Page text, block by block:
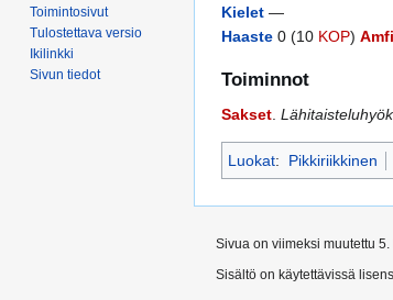
Kielet —
Haaste 0 (10 KOP)
Toiminnot
Sakset
Luokat: Pikkiriikkinen
Toimintosivut
Tulostettava versio
Ikilinkki
Sivun tiedot
Sivua on viimeksi muutettu
Sisältö on käytettävissä